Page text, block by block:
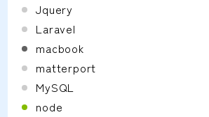
Jquery
Laravel
macbook
matterport
MySQL
node